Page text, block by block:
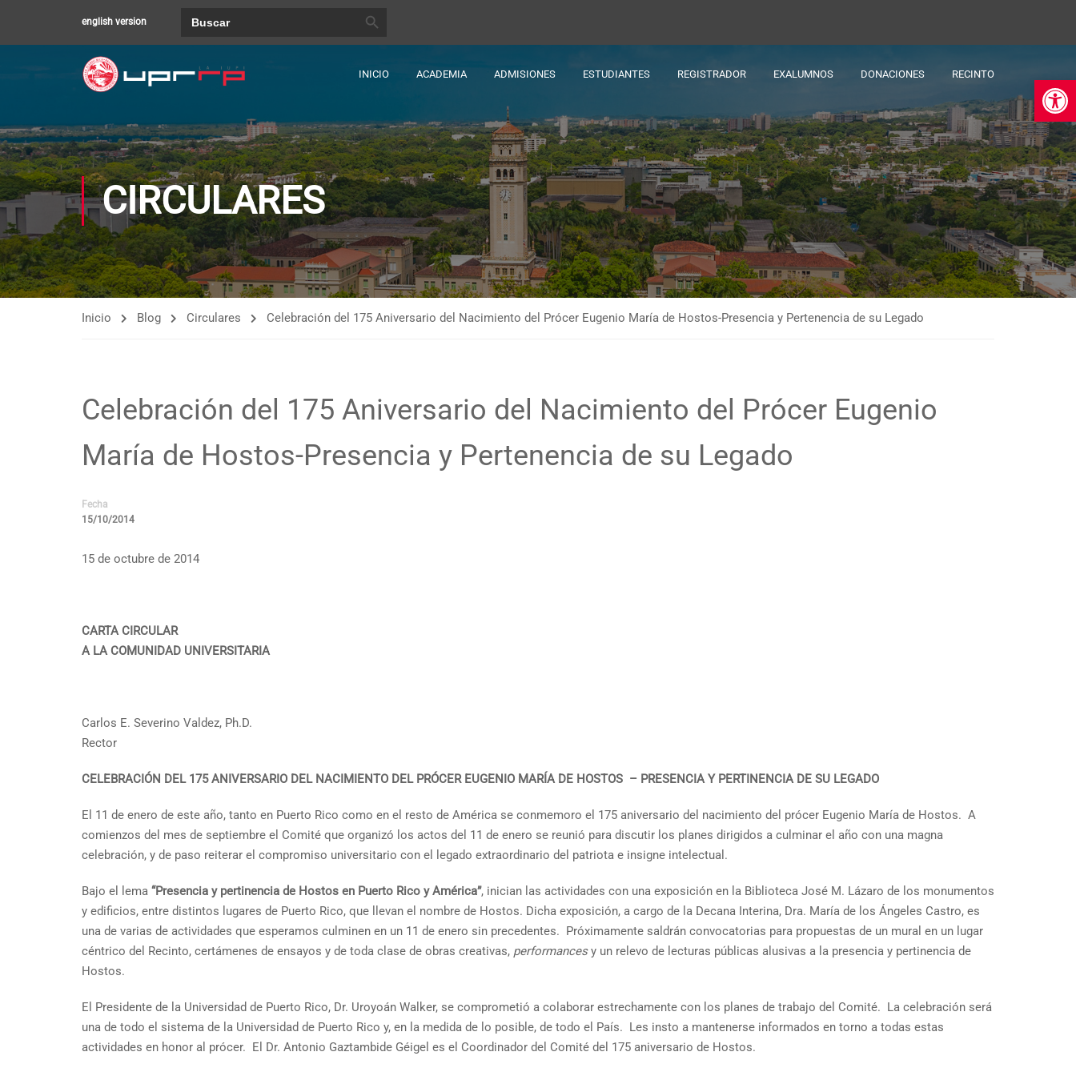
english version
INICIO ACADEMIA ADMISIONES ESTUDIANTES REGISTRADOR EXALUMNOS DONACIONES RECINTO
CIRCULARES
Inicio Blog Circulares Celebración del 175 Aniversario del Nacimiento del Prócer Eugenio María de Hostos-Presencia y Pertenencia de su Legado
Celebración del 175 Aniversario del Nacimiento del Prócer Eugenio
María de Hostos-Presencia y Pertenencia de su Legado
Fecha
15/10/2014
15 de octubre de 2014
CARTA CIRCULAR
A LA COMUNIDAD UNIVERSITARIA
Carlos E. Severino Valdez, Ph.D.
Rector
CELEBRACIÓN DEL 175 ANIVERSARIO DEL NACIMIENTO DEL PRÓCER EUGENIO MARÍA DE HOSTOS – PRESENCIA Y PERTINENCIA DE SU LEGADO
El 11 de enero de este año, tanto en Puerto Rico como en el resto de América se conmemoro el 175 aniversario del nacimiento del prócer Eugenio María de Hostos. A
comienzos del mes de septiembre el Comité que organizó los actos del 11 de enero se reunió para discutir los planes dirigidos a culminar el año con una magna
celebración, y de paso reiterar el compromiso universitario con el legado extraordinario del patriota e insigne intelectual.
Bajo el lema “Presencia y pertinencia de Hostos en Puerto Rico y América”, inician las actividades con una exposición en la Biblioteca José M. Lázaro de los monumentos
y edificios, entre distintos lugares de Puerto Rico, que llevan el nombre de Hostos. Dicha exposición, a cargo de la Decana Interina, Dra. María de los Ángeles Castro, es
una de varias de actividades que esperamos culminen en un 11 de enero sin precedentes. Próximamente saldrán convocatorias para propuestas de un mural en un lugar
céntrico del Recinto, certámenes de ensayos y de toda clase de obras creativas, performancesy un relevo de lecturas públicas alusivas a la presencia y pertinencia de
Hostos.
El Presidente de la Universidad de Puerto Rico, Dr. Uroyoán Walker, se comprometió a colaborar estrechamente con los planes de trabajo del Comité. La celebración será
una de todo el sistema de la Universidad de Puerto Rico y, en la medida de lo posible, de todo el País. Les insto a mantenerse informados en torno a todas estas
actividades en honor al prócer. El Dr. Antonio Gaztambide Géigel es el Coordinador del Comité del 175 aniversario de Hostos.